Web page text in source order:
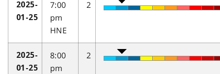
2025-
01-25
7:00
pm
HNE
2
2025-
01-25
8:00
pm
2